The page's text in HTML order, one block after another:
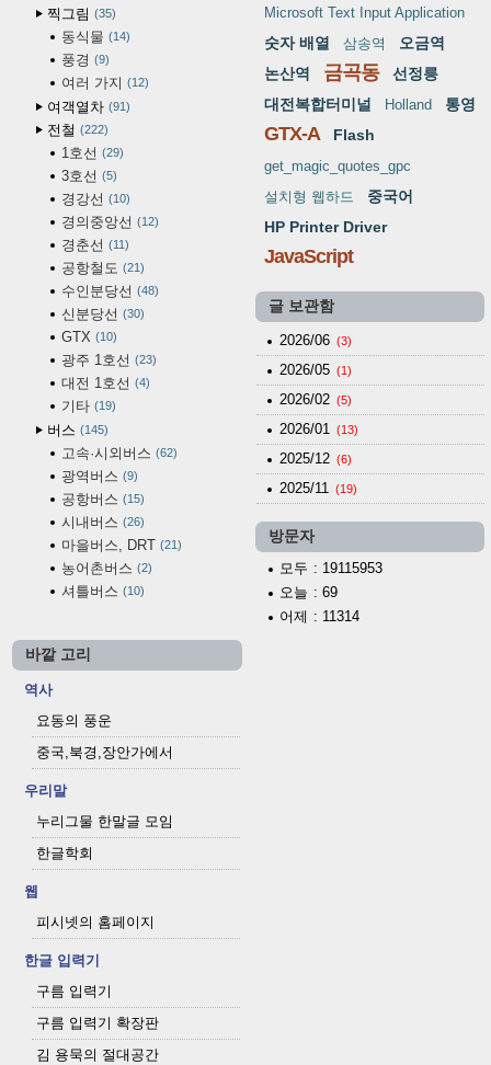
찍그림 35
동식물 14
풍경 9
여러 가지 12
여객열차 91
전철 222
1호선 29
3호선 5
경강선 10
경의중앙선 12
경춘선 11
공항철도 21
수인분당선 48
신분당선 30
GTX 10
광주 1호선 23
대전 1호선 4
기타 19
버스 145
고속·시외버스 62
광역버스 9
공항버스 15
시내버스 26
마을버스, DRT 21
농어촌버스 2
셔틀버스 10
Microsoft Text Input Application
숫자 배열 삼송역
오금역
논산역
금곡동
선정릉
대전복합터미널
Holland 통영
GTX-A Flash
get_magic_quotes_gpc
설치형 웹하드
중국어
HP Printer Driver
JavaScript
글 보관함
2026/06 (3)
2026/05 (1)
2026/02 (5)
2026/01 (13)
2025/12 (6)
2025/11 (19)
방문자
모두 : 19115953
오늘 : 69
어제 : 11314
바깥 고리
역사
요동의 풍운
중국,북경,장안가에서
우리말
누리그물 한말글 모임
한글학회
웹
피시넷의 홈페이지
한글 입력기
구름 입력기
구름 입력기 확장판
김 용묵의 절대공간